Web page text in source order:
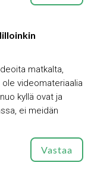
matkalta,
videomateriaalia
kyllä ovat ja
ei meidän
Vastaa